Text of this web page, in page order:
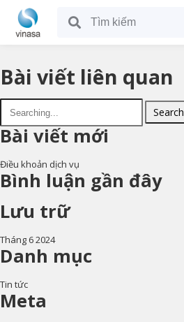
Bài viết liên quan
Search
Bài viết mới
Điều khoản dịch vụ
Bình luận gần đây
Lưu trữ
Tháng 6 2024
Danh mục
Tin tức
Meta